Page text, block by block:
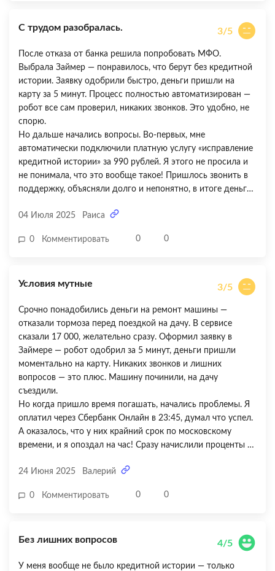
разговоров. Ставлю 4 из 5 из-за отсутствия
С трудом разобралась. 3/5
После отказа от банка решила попробовать МФО.
Выбрала Займер — понравилось, что берут без кредитной
истории. Заявку одобрили быстро, деньги пришли на
карту за 5 минут. Процесс полностью автоматизирован —
робот все сам проверил, никаких звонков. Это удобно, не
спорю.
Но дальше начались вопросы. Во-первых, мне
автоматически подключили платную услугу «исправление
кредитной истории» за 990 рублей. Я этого не просила и
не понимала, что это вообще такое! Пришлось звонить в
поддержку, объясняли долго и непонятно, в итоге деньги
погашала займ, мне начислили проценты, хотя я
опоздала из-за их «московского времени» — я живу в
непонятных моментов и скрытых условий. Ставлю 3 из 5,
04 Июля 2025 Раиса
0 Комментировать 0 0
Условия мутные 3/5
Срочно понадобились деньги на ремонт машины —
отказали тормоза перед поездкой на дачу. В сервисе
сказали 17 000, желательно сразу. Оформил заявку в
Займере — робот одобрил за 5 минут, деньги пришли
моментально на карту. Никаких звонков и лишних
вопросов — это плюс. Машину починили, на дачу
съездили.
Но когда пришло время погашать, начались проблемы. Я
оплатил через Сбербанк Онлайн в 23:45, думал что успел.
А оказалось, что у них крайний срок по московскому
времени, и я опоздал на час! Сразу начислили проценты и
навязать какую-то «страховку от просрочки» и «программу
Ощущение, что хотят заработать на дополнительных
мутные, легко попасть на дополнительные траты.
24 Июня 2025 Валерий
0 Комментировать 0 0
Без лишних вопросов 4/5
У меня вообще не было кредитной истории — только